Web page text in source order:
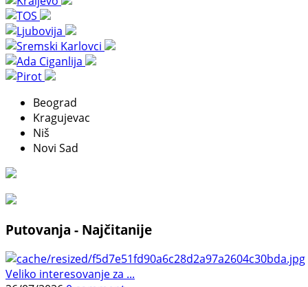
Beograd
Kragujevac
Niš
Novi Sad
Putovanja - Najčitanije
Veliko interesovanje za ...